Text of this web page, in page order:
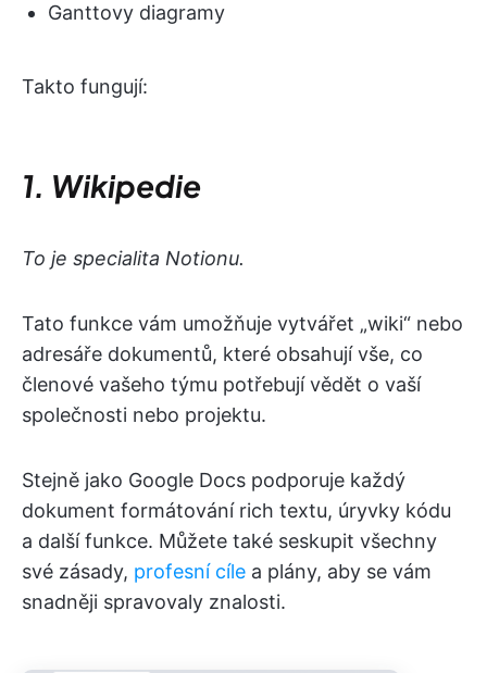
Ganttovy diagramy
Takto fungují:
1. Wikipedie
To je specialita Notionu.
Tato funkce vám umožňuje vytvářet „wiki“ nebo
adresáře dokumentů, které obsahují vše, co
členové vašeho týmu potřebují vědět o vaší
společnosti nebo projektu.
Stejně jako Google Docs podporuje každý
dokument formátování rich textu, úryvky kódu
a další funkce. Můžete také seskupit všechny
své zásady, profesní cíle a plány, aby se vám
snadněji spravovaly znalosti.